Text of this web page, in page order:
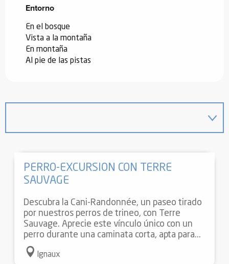
Entorno
Entorno
En el bosque
Vista a la montaña
En montaña
Al pie de las pistas
PERRO-EXCURSION CON TERRE
SAUVAGE
Descubra la Cani-Randonnée, un paseo tirado
por nuestros perros de trineo, con Terre
Sauvage. Aprecie este vínculo único con un
perro durante una caminata corta, apta para...
Ignaux